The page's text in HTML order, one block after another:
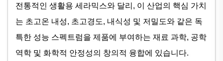
전통적인 생활용 세라믹스와 달리, 이 산업의 핵심 가치
는 초고온 내성, 초고경도, 내식성 및 저밀도와 같은 독
특한 성능 스펙트럼을 제품에 부여하는 재료 과학, 공학
역학 및 화학적 안정성의 창의적 융합에 있습니다.